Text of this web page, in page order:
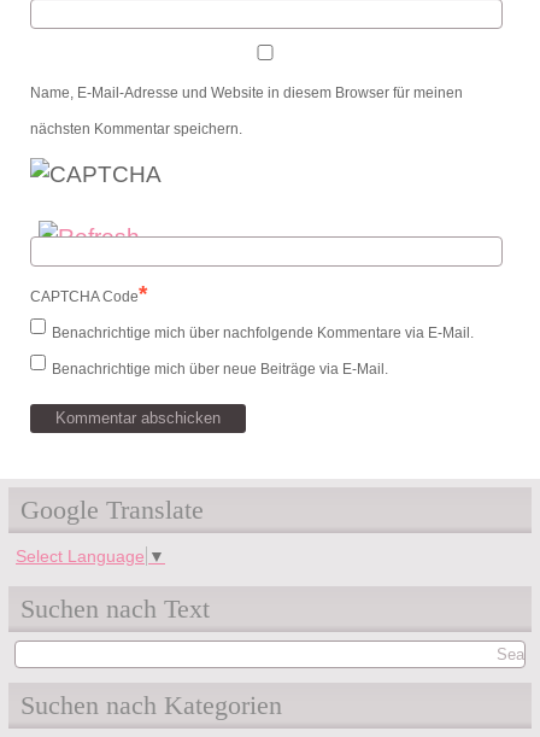
Name, E-Mail-Adresse und Website in diesem Browser für meinen
nächsten Kommentar speichern.
CAPTCHA Code*
Benachrichtige mich über nachfolgende Kommentare via E-Mail.
Benachrichtige mich über neue Beiträge via E-Mail.
Google Translate
Select Language ▼
Suchen nach Text
Suchen nach Kategorien